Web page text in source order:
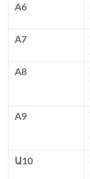
A6
A7
A8
A9
Ա10